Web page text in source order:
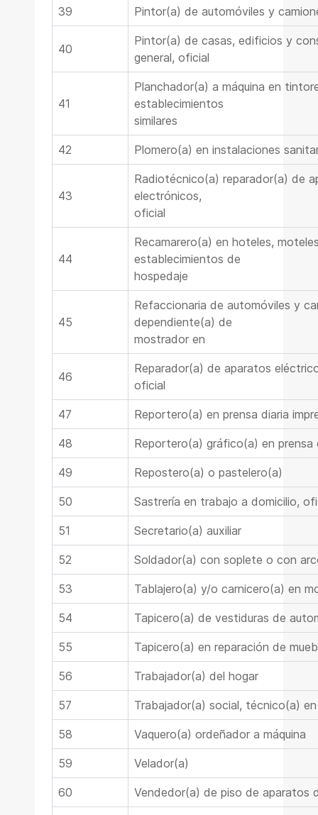
39 Pintor(a) de automóviles y
40
Pintor(a) de casas, edificios y
general, oficial
41
Planchador(a) a máquina en
establecimientos
similares
42 Plomero(a) en instalaciones
43
Radiotécnico(a) reparador(a) de
electrónicos,
oficial
44
Recamarero(a) en hoteles,
establecimientos de
hospedaje
45
Refaccionaria de automóviles y
dependiente(a) de
mostrador en
46
Reparador(a) de aparatos
oficial
47 Reportero(a) en prensa diaria
48 Reportero(a) gráfico(a) en prensa
49 Repostero(a) o pastelero(a)
50 Sastrería en trabajo a domicilio,
51 Secretario(a) auxiliar
52 Soldador(a) con soplete o con
53 Tablajero(a) y/o carnicero(a) en
54 Tapicero(a) de vestiduras de
55 Tapicero(a) en reparación de
56 Trabajador(a) del hogar
57 Trabajador(a) social, técnico(a) en
58 Vaquero(a) ordeñador a máquina
59 Velador(a)
60 Vendedor(a) de piso de aparatos